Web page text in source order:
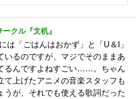
クル『文机』
は「ごはんはおかず」と「U＆I」
いるのですが、マジでそのままあ
るんですよねすごい……。ちゃん
て上げたアニメの音楽スタッフも
うが、それでも使える歌詞だった